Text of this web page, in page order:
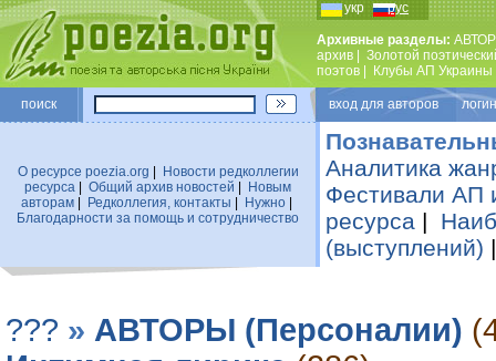
укр рус
Архивные разделы:
архив
Золотой
поэтов
Клубы АП Украины
поиск вход для авторов
О ресурсе poezia.org
Новости редколлегии
ресурса
Общий архив новостей
Новым
авторам| Редколлегия, контакты Нужно|
Благодарности за помощь и сотрудничество
Аналитика
Фестивали АП
ресурса |
(выступлений)
??? » АВТОРЫ (Персоналии)